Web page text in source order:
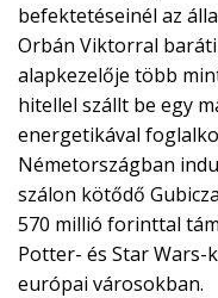
befektetéseinél az
Orbán Viktorral
alapkezelője több
hitellel szállt be egy
energetikával
Németországban
szálon kötődő
570 millió forinttal
Potter- és Star
európai városokban.